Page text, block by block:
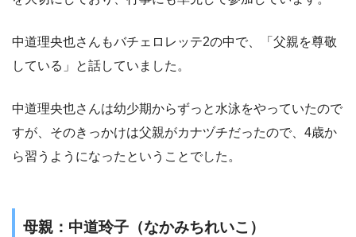
中道理央也さんもバチェロレッテ2の中で、「父親を尊敬
している」と話していました。
中道理央也さんは幼少期からずっと水泳をやっていたので
すが、そのきっかけは父親がカナヅチだったので、4歳か
ら習うようになったということでした。
母親：中道玲子（なかみちれいこ）